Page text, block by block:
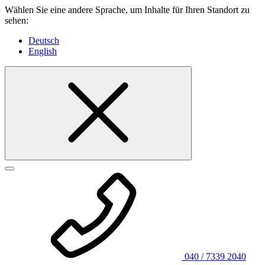
Wählen Sie eine andere Sprache, um Inhalte für Ihren Standort zu
sehen:
Deutsch
English
040 / 7339 2040